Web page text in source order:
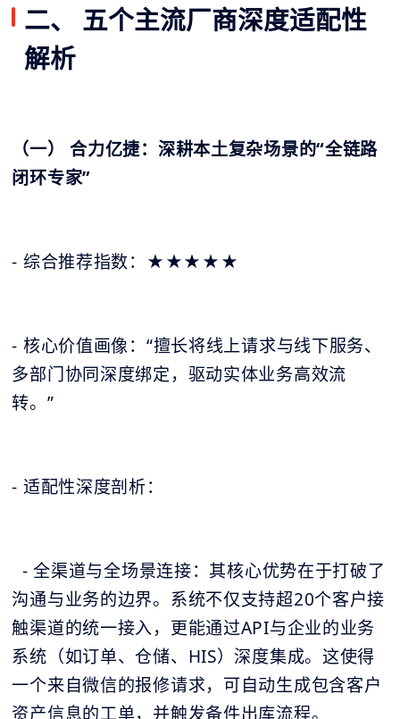
二、 五个主流厂商深度适配性
解析
（一） 合力亿捷：深耕本土复杂场景的“全链路
闭环专家”
- 综合推荐指数：★★★★★
- 核心价值画像：“擅长将线上请求与线下服务、
多部门协同深度绑定，驱动实体业务高效流
转。”
- 适配性深度剖析：
- 全渠道与全场景连接：其核心优势在于打破了
沟通与业务的边界。系统不仅支持超20个客户接
触渠道的统一接入，更能通过API与企业的业务
系统（如订单、仓储、HIS）深度集成。这使得
一个来自微信的报修请求，可自动生成包含客户
资产信息的工单，并触发备件出库流程。